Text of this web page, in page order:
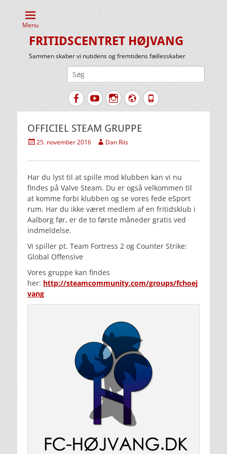
Menu
FRITIDSCENTRET HØJVANG
Sammen skaber vi nutidens og fremtidens fællesskaber
FacebookYouTubeInstagram
Website
Tlf.
OFFICIEL STEAM GRUPPE
Udgivet
25. november 2016 Forfatter
Dan Riis
Har du lyst til at spille mod klubben kan vi nu
findes på Valve Steam. Du er også velkommen til
at komme forbi klubben og se vores fede eSport
rum. Har du ikke været medlem af en fritidsklub i
Aalborg før, er de to første måneder gratis ved
indmeldelse.
Vi spiller pt. Team Fortress 2 og Counter Strike:
Global Offensive
Vores gruppe kan findes
her: http://steamcommunity.com/groups/fchoej
vang